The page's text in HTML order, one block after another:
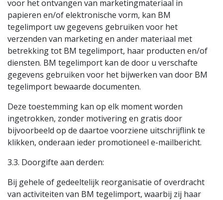
voor het ontvangen van marketingmateriaal in
papieren en/of elektronische vorm, kan BM
tegelimport uw gegevens gebruiken voor het
verzenden van marketing en ander materiaal met
betrekking tot BM tegelimport, haar producten en/of
diensten. BM tegelimport kan de door u verschafte
gegevens gebruiken voor het bijwerken van door BM
tegelimport bewaarde documenten.
Deze toestemming kan op elk moment worden
ingetrokken, zonder motivering en gratis door
bijvoorbeeld op de daartoe voorziene uitschrijflink te
klikken, onderaan ieder promotioneel e-mailbericht.
3.3. Doorgifte aan derden:
Bij gehele of gedeeltelijk reorganisatie of overdracht
van activiteiten van BM tegelimport, waarbij zij haar